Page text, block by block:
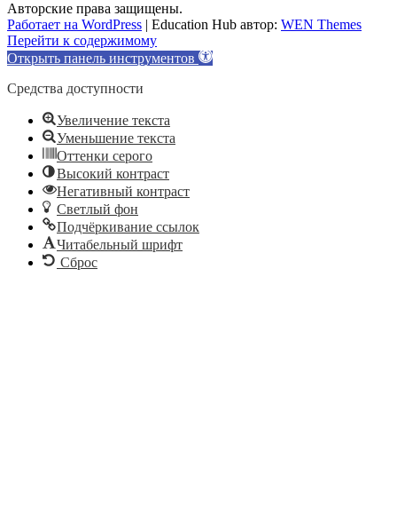
Авторские права защищены.
Работает на WordPress | Education Hub автор: WEN Themes
Перейти к содержимому
Открыть панель инструментов
Средства доступности
Увеличение текста
Уменьшение текста
Оттенки серого
Высокий контраст
Негативный контраст
Светлый фон
Подчёркивание ссылок
Читабельный шрифт
Сброс